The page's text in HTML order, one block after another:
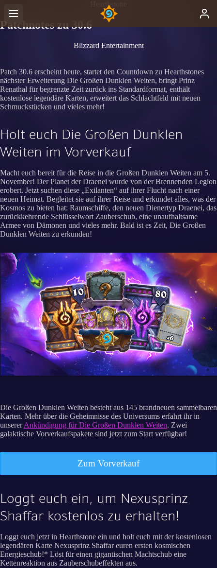
Hearthstone
Patchnotes zu 30.6
Blizzard Entertainment
Patch 30.6 erscheint heute, startet den Countdown zu Hearthstones
nächster Erweiterung Die Großen Dunklen Weiten, bringt Prinz
Renathal für begrenzte Zeit zurück ins Standardformat, enthält
kostenlose legendäre Karten, erweitert das Schlachtfeld mit neuen
Schmuckstücken und vieles mehr!
Holt euch Die Großen Dunklen
Weiten im Vorverkauf
Macht euch bereit für die Reise in die Großen Dunklen Weiten am 5.
November! Der Planet der Draenei wurde von der Brennenden Legion
erobert. Jetzt suchen diese „Exilanten“ auf ihrer Flucht nach einer
neuen Heimat. Begleitet sie auf ihrer Reise und erkundet alles, was der
Kosmos zu bieten hat: Raumschiffe, den neuen Dienertyp Draenei, das
zurückkehrende Schlüsselwort Zauberschub, eine unaufhaltsame
Armee von Dämonen und vieles mehr. Bald ist es Zeit, Die Großen
Dunklen Weiten zu erkunden!
Die Großen Dunklen Weiten besteht aus 145 brandneuen sammelbaren
Karten. Mehr über die Geheimnisse des Universums erfahrt ihr in
unsererAnkündigung für Die Großen Dunklen Weiten. Zwei
galaktische Vorverkaufspakete sind jetzt zum Start verfügbar!
Zum Vorverkauf
Loggt euch ein, um Nexusprinz
Shaffar kostenlos zu erhalten!
Loggt euch jetzt in Hearthstone ein und holt euch mit der kostenlosen
legendären Karte Nexusprinz Shaffar euren ersten kosmischen
Energieschub!* Löst für einen gigantischen Machtschub eine
Kettenreaktion aus Zauberschubeffekten aus.